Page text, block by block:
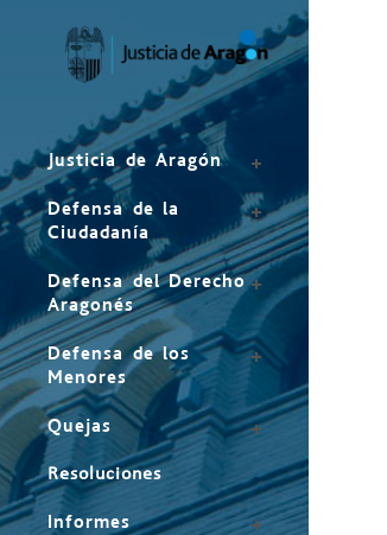
Justicia de Aragón
Defensa de la
Ciudadanía
Defensa del Derecho
Aragonés
Defensa de los
Menores
Quejas
Resoluciones
Informes